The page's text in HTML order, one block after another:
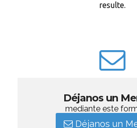
resulte.
Déjanos un
mediante este
Déjanos un